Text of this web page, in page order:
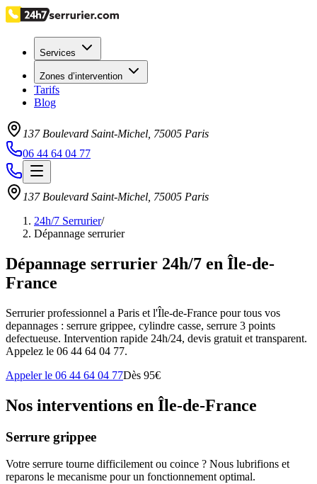
Services
Zones d’intervention
Tarifs
Blog
137 Boulevard Saint-Michel 75005 Paris
06 44 64 04 77
137 Boulevard Saint-Michel 75005 Paris
24h/7 Serrurier/
Dépannage serrurier
Dépannage serrurier 24h/7 en Île-de-
France
Serrurier professionnel a Paris et l'Île-de-France pour tous vos
depannages : serrure grippee, cylindre casse, serrure 3 points
defectueuse. Intervention rapide 24h/24, devis gratuit et transparent.
Appelez le 06 44 64 04 77.
Appeler le 06 44 64 04 77Dès 95€
Nos interventions en Île-de-France
Serrure grippee
Votre serrure tourne difficilement ou coince ? Nous lubrifions et
reparons le mecanisme pour un fonctionnement optimal.